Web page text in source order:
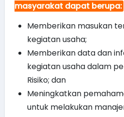
masyarakat dapat berupa:
Memberikan masukan
kegiatan usaha;
Memberikan data dan
kegiatan usaha dalam
Risiko; dan
Meningkatkan
untuk melakukan